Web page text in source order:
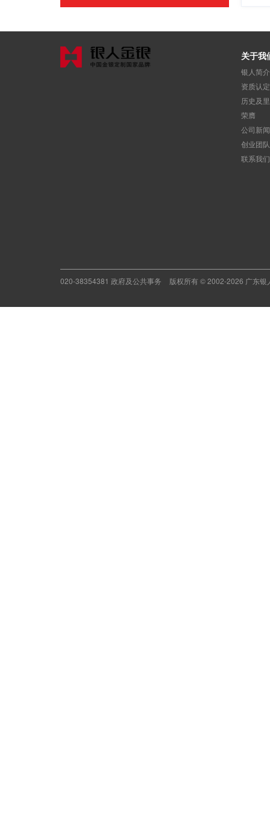
关于我
银人简介
资质认定
历史及
荣膺
公司新
创业团队
联系我们
020-38354381 政府及公共事务 版权所有 © 2002-2026 广东银